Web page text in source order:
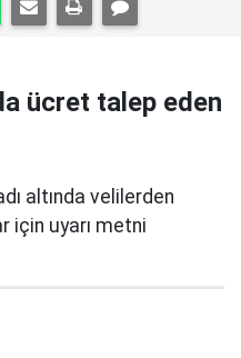
ücret talep eden
altında velilerden
için uyarı metni